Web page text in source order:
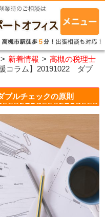
> 新着情報 > 高槻の税理士
援コラム】20191022 ダブ
ブルチェックの原則